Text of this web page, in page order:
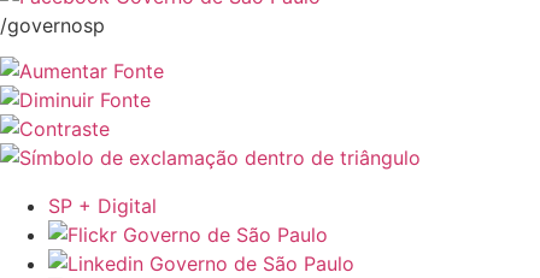
/governosp
SP + Digital